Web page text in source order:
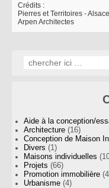
Crédits :
Pierres et Territoires - Alsace
Arpen Architectes
Aide à la conception/
Architecture (16)
Conception de Maison
Divers (1)
Maisons individuelles
Projets (66)
Promotion immobilière
Urbanisme (4)